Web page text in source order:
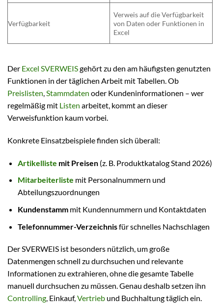
Verfügbarkeit
Verweis auf die Verfügbarkeit
von Daten oder Funktionen in
Excel
Der Excel SVERWEISgehört zu den am häufigsten genutzten
Funktionen in der täglichen Arbeit mit Tabellen. Ob
Preislisten,Stammdaten oder Kundeninformationen – wer
regelmäßig mit Listen arbeitet, kommt an dieser
Verweisfunktion kaum vorbei.
Konkrete Einsatzbeispiele finden sich überall:
Artikelliste mit Preisen(z. B. Produktkatalog Stand 2026)
Mitarbeiterliste mit Personalnummern und
Abteilungszuordnungen
Kundenstammmit Kundennummern und Kontaktdaten
Telefonnummer-Verzeichnisfür schnelles Nachschlagen
Der SVERWEIS ist besonders nützlich, um große
Datenmengen schnell zu durchsuchen und relevante
Informationen zu extrahieren, ohne die gesamte Tabelle
manuell durchsuchen zu müssen. Genau deshalb setzen ihn
Controlling, Einkauf,Vertrieb und Buchhaltung täglich ein.